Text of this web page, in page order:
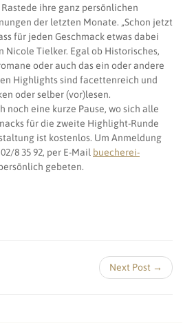
ihre ganz persönlichen
der letzten Monate. „Schon jetzt
für jeden Geschmack etwas dabei
Nicole Tielker. Egal ob Historisches,
oder auch das ein oder andere
Highlights sind facettenreich und
oder selber (vor)lesen.
noch eine kurze Pause, wo sich alle
für die zweite Highlight-Runde
ist kostenlos. Um Anmeldung
8 35 92, per E-Mail buecherei-
gebeten.
Next Post →